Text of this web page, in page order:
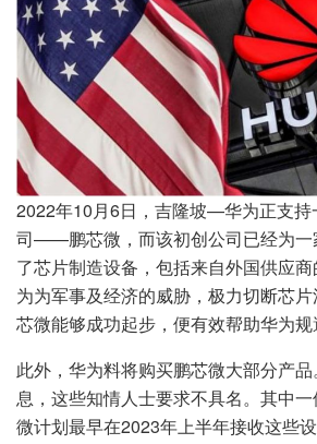
2022年10月6日，吉隆坡—华为正支持
司——鹏芯微，而该初创公司已经为一
了芯片制造设备，包括来自外国供应
为为军事及经济的威胁，极力切断芯
芯微能够成功起步，便有效帮助华为规
此外，华为料将购买鹏芯微大部分产
息，这些知情人士要求不具名。其中
微计划最早在2023年上半年接收这些设